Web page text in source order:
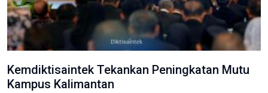
Kemdiktisaintek Tekankan Peningkatan Mutu
Kampus Kalimantan